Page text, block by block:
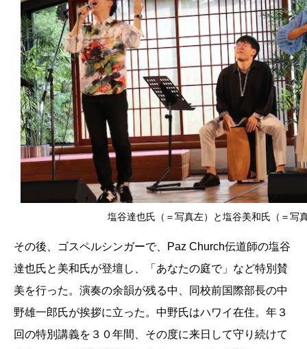
塩谷達也氏（＝写真左）と塩谷美和氏（＝写
その後、ゴスペルシンガーで、Paz Church伝道師の塩谷
達也氏と美和氏が登壇し、「あなたの庭で」など特別賛
美を行った。演奏の余韻が残る中、同校前国際部長の中
野雄一郎氏が挨拶に立った。中野氏はハワイ在住。年３
回の特別講義を３０年間、その度に来日して守り続けて